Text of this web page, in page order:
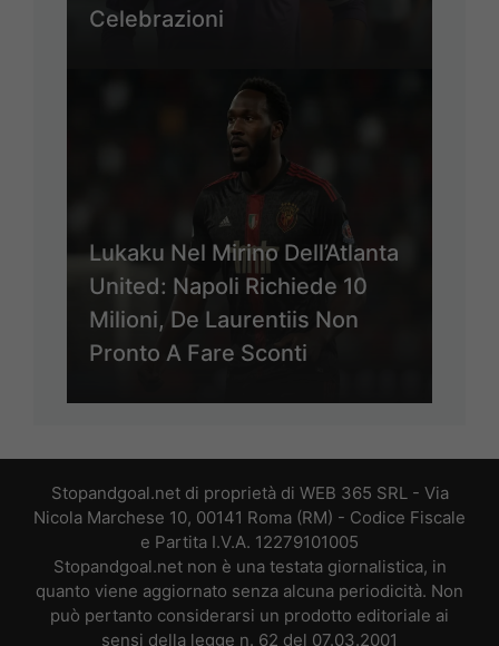
Celebrazioni
Lukaku Nel Mirino Dell’Atlanta
United: Napoli Richiede 10
Milioni, De Laurentiis Non
Pronto A Fare Sconti
Stopandgoal.net di proprietà di WEB 365 SRL - Via
Nicola Marchese 10, 00141 Roma (RM) - Codice Fiscale
e Partita I.V.A. 12279101005
Stopandgoal.net non è una testata giornalistica, in
quanto viene aggiornato senza alcuna periodicità. Non
può pertanto considerarsi un prodotto editoriale ai
sensi della legge n. 62 del 07.03.2001